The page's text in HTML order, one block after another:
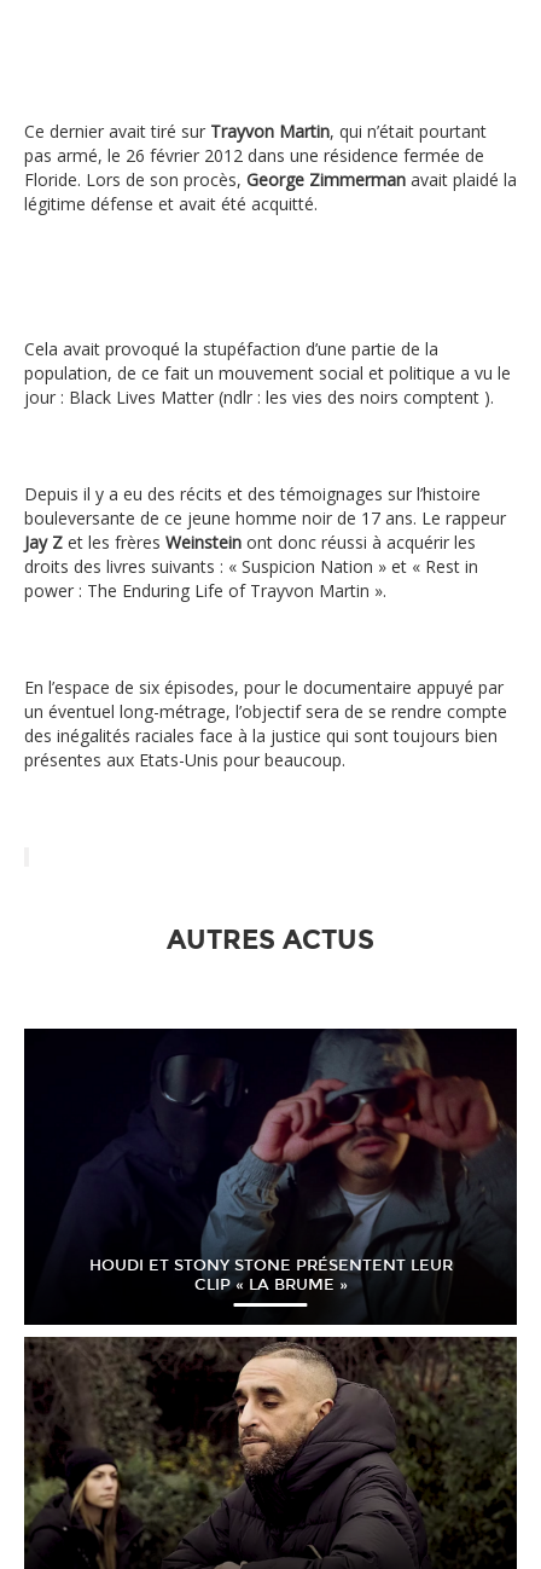
Ce dernier avait tiré sur Trayvon Martin, qui n’était pourtant
pas armé, le 26 février 2012 dans une résidence fermée de
Floride. Lors de son procès, George Zimmerman avait plaidé la
légitime défense et avait été acquitté.
Cela avait provoqué la stupéfaction d’une partie de la
population, de ce fait un mouvement social et politique a vu le
jour : Black Lives Matter (ndlr : les vies des noirs comptent ).
Depuis il y a eu des récits et des témoignages sur l’histoire
bouleversante de ce jeune homme noir de 17 ans. Le rappeur
Jay Z et les frères Weinstein ont donc réussi à acquérir les
droits des livres suivants : « Suspicion Nation » et « Rest in
power : The Enduring Life of Trayvon Martin ».
En l’espace de six épisodes, pour le documentaire appuyé par
un éventuel long-métrage, l’objectif sera de se rendre compte
des inégalités raciales face à la justice qui sont toujours bien
présentes aux Etats-Unis pour beaucoup.
AUTRES ACTUS
HOUDI ET STONY STONE PRÉSENTENT LEUR
CLIP « LA BRUME »